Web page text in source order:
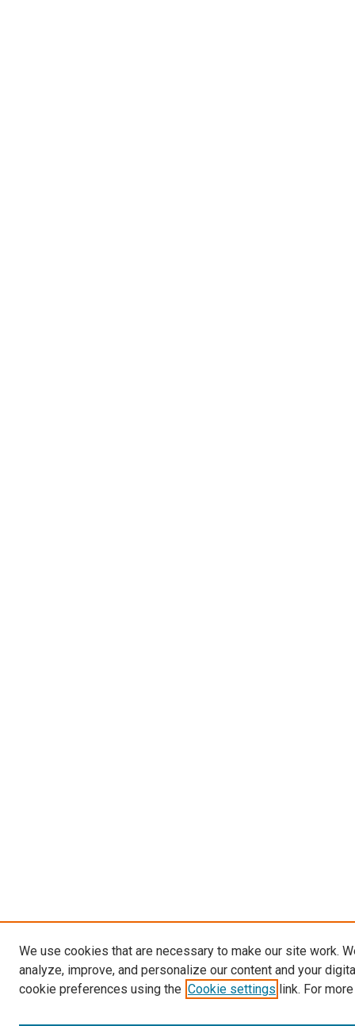
We use cookies that are necessary to make our site work.
analyze, improve, and personalize our content and your
cookie preferences using the Cookie settings link. For